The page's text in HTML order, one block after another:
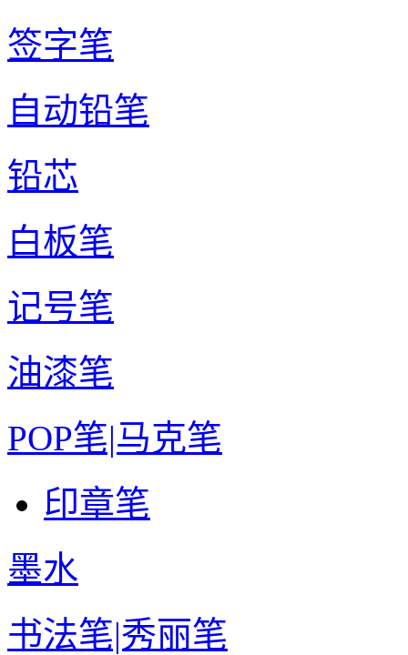
签字笔
自动铅笔
铅芯
白板笔
记号笔
油漆笔
POP笔|马克笔
印章笔
墨水
书法笔|秀丽笔